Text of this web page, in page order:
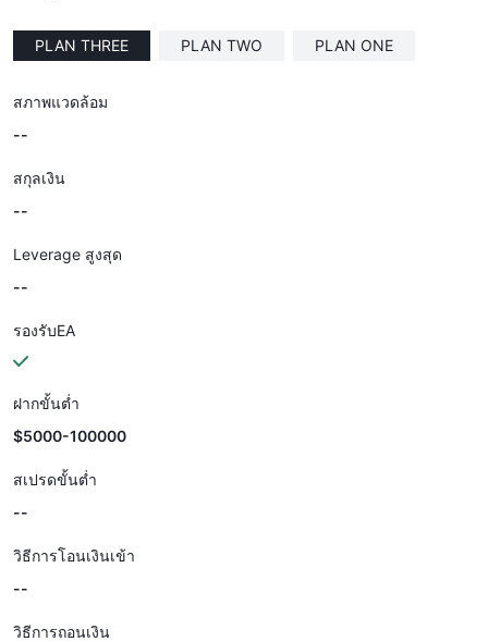
PLAN THREE PLAN TWO PLAN ONE
สภาพแวดล้อม
--
สกุลเงิน
--
Leverage สูงสุด
--
รองรับEA
ฝากขั้นต่ำ
$5000-100000
สเปรดขั้นต่ำ
--
วิธีการโอนเงินเข้า
--
วิธีการถอนเงิน